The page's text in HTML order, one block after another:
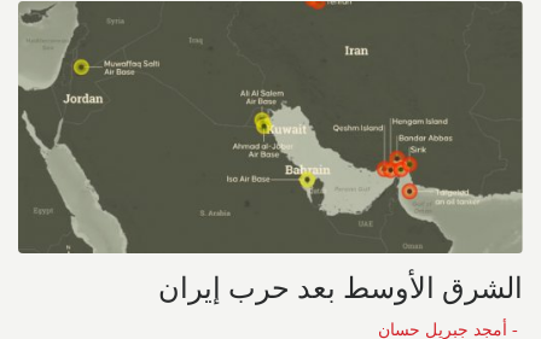
الشرق الأوسط بعد حرب إيران
- أمجد جبريل حسان